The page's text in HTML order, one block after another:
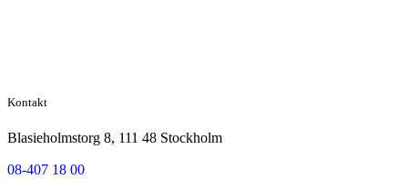
Kontakt
Blasieholmstorg 8, 111 48 Stockholm
08-407 18 00